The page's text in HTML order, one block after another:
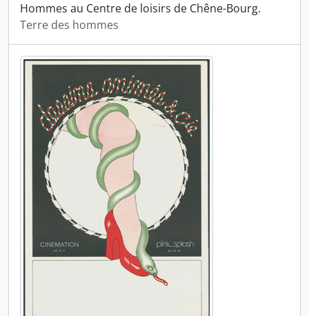
Hommes au Centre de loisirs de Chêne-Bourg.
Terre des hommes